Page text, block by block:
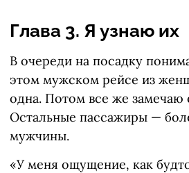
Глава 3. Я узнаю их
В очереди на посадку
этом мужском рейсе из
одна. Потом все же
Остальные пассажиры —
мужчины.
«У меня ощущение, как